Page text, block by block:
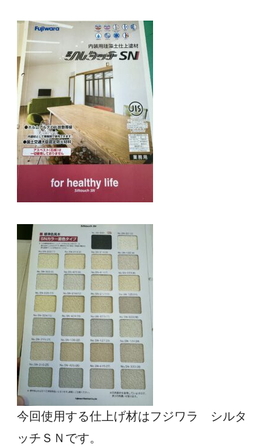
今回使用する仕上げ材はフジワラ　シルタ
ッチＳＮです。